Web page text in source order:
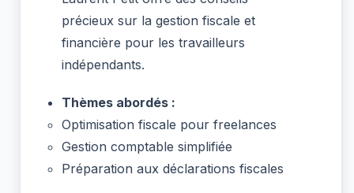
précieux sur la gestion fiscale et
financière pour les travailleurs
indépendants.
Thèmes abordés :
Optimisation fiscale pour freelances
Gestion comptable simplifiée
Préparation aux déclarations fiscales